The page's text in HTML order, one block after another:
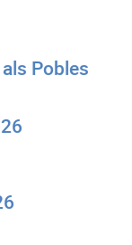
Pobles